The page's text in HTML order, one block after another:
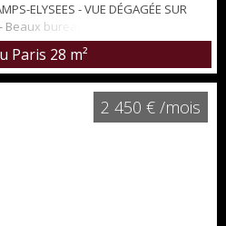
ELYSEES - VUE DÉGAGÉE SUR
- Beaux bureaux de 28 m² refait
étage d'un immeuble de bureau
Grande pièce principale de 28
de hauteur sous plafond.
et sécurisé 24h sur 24 loyer
Paris 28 m²
2 450 € /mois